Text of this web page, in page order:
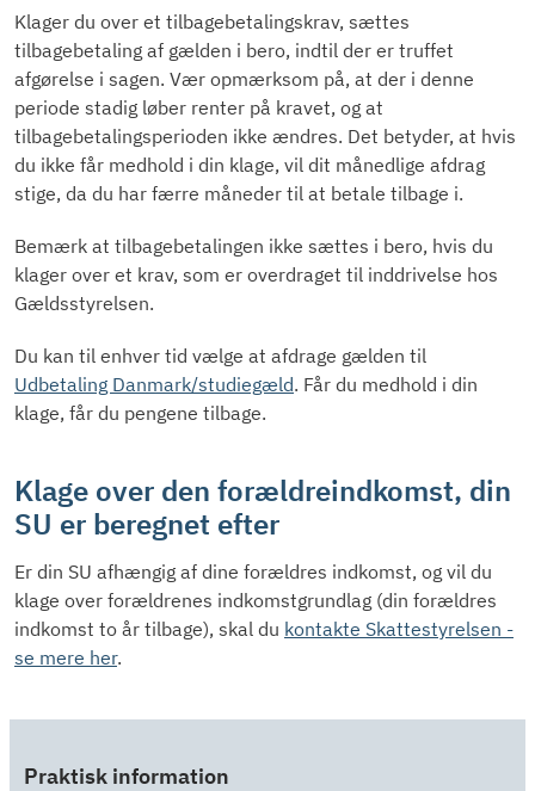
Klager du over et tilbagebetalingskrav, sættes
tilbagebetaling af gælden i bero, indtil der er truffet
afgørelse i sagen. Vær opmærksom på, at der i denne
periode stadig løber renter på kravet, og at
tilbagebetalingsperioden ikke ændres. Det betyder, at hvis
du ikke får medhold i din klage, vil dit månedlige afdrag
stige, da du har færre måneder til at betale tilbage i.
Bemærk at tilbagebetalingen ikke sættes i bero, hvis du
klager over et krav, som er overdraget til inddrivelse hos
Gældsstyrelsen.
Du kan til enhver tid vælge at afdrage gælden til
Udbetaling Danmark/studiegæld. Får du medhold i din
klage, får du pengene tilbage.
Klage over den forældreindkomst, din
SU er beregnet efter
Er din SU afhængig af dine forældres indkomst, og vil du
klage over forældrenes indkomstgrundlag (din forældres
indkomst to år tilbage), skal du kontakte Skattestyrelsen -
se mere her.
Praktisk information